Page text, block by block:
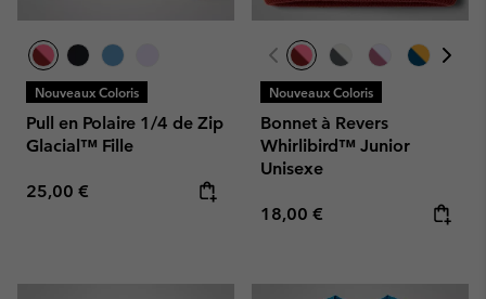
Nouveaux Coloris
Pull en Polaire 1/4 de Zip
Glacial™ Fille
Regular price:
25,00 €
Nouveaux Coloris
Bonnet à Revers
Whirlibird™ Junior
Unisexe
Regular price:
18,00 €